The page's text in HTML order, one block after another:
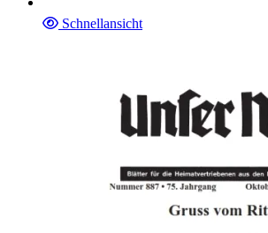
Schnellansicht